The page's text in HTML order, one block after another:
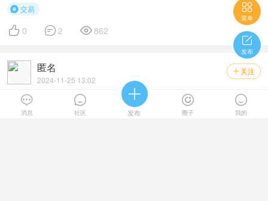
交易
 0  2  862
 关注
匿名
2024-11-25 13:02
和这位男士还有缘吗？
元亨利贞网周易小成图在线排盘系统 元亨利贞网论坛网址：

菜单

发布

消息

社区

发布

圈子

我的